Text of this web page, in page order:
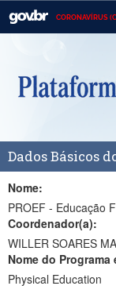
CORONAVÍRUS
Casa Civil
Ministério da Defesa
Ministério da Economia
Ministério da Infraestrutura
Ministério da Agricultura,
Ministério da Educação
Ministério da Cidadania
Dados Básicos
Nome:
PROEF - Educação
Coordenador(a):
WILLER SOARES
Nome do Programa
Physical Education